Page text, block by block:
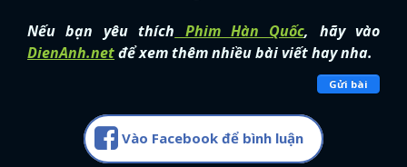
Nếu bạn yêu thích Phim Hàn Quốc, hãy vào
DienAnh.netđể xem thêm nhiều bài viết hay nha.
Gửi bài
Vào Facebook để bình luận